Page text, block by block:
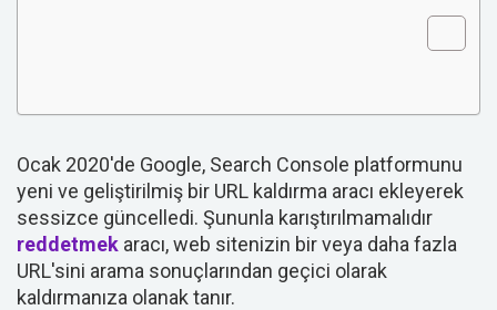
Ocak 2020'de Google, Search Console platformunu
yeni ve geliştirilmiş bir URL kaldırma aracı ekleyerek
sessizce güncelledi. Şununla karıştırılmamalıdır
reddetmek aracı, web sitenizin bir veya daha fazla
URL'sini arama sonuçlarından geçici olarak
kaldırmanıza olanak tanır.